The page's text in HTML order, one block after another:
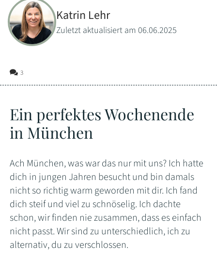
Katrin Lehr
Zuletzt aktualisiert am 06.06.2025
3
Ein perfektes Wochenende
in München
Ach München, was war das nur mit uns? Ich hatte
dich in jungen Jahren besucht und bin damals
nicht so richtig warm geworden mit dir. Ich fand
dich steif und viel zu schnöselig. Ich dachte
schon, wir finden nie zusammen, dass es einfach
nicht passt. Wir sind zu unterschiedlich, ich zu
alternativ, du zu verschlossen.